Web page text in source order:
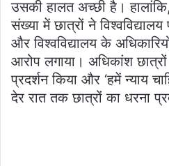
उसकी हालत अच्छी है।
संख्या में छात्रों ने
और विश्वविद्यालय के
आरोप लगाया। अधिकांश
प्रदर्शन किया और ‘हमें न्याय
देर रात तक छात्रों का धरना